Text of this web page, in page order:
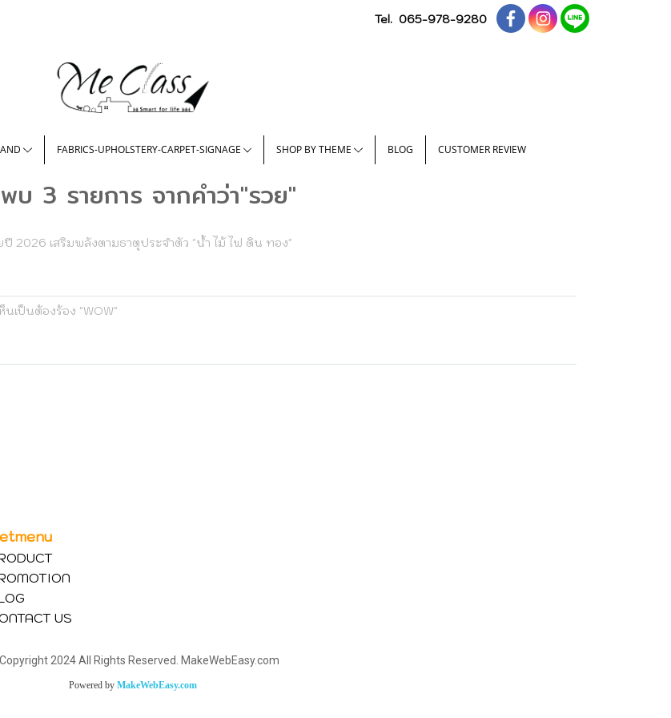
Tel. 065-978-9280
FABRICS-UPHOLSTERY-CARPET-SIGNAGE SHOP BY THEME BLOG CUSTOMER REVIEW
บ 3 รายการ จากคำว่า"รวย"
2026 เสริมพลังตามธาตุประจำตัว "น้ำ ไม้ ไฟ ดิน ทอง"
เป็นต้องร้อง "WOW"
US
2024 All Rights Reserved. MakeWebEasy.com
Powered by MakeWebEasy.com